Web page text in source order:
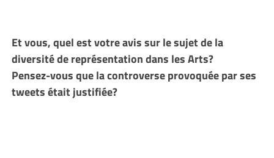
Et vous, quel est votre avis sur le sujet de la
diversité de représentation dans les Arts?
Pensez-vous que la controverse provoquée par ses
tweets était justifiée?